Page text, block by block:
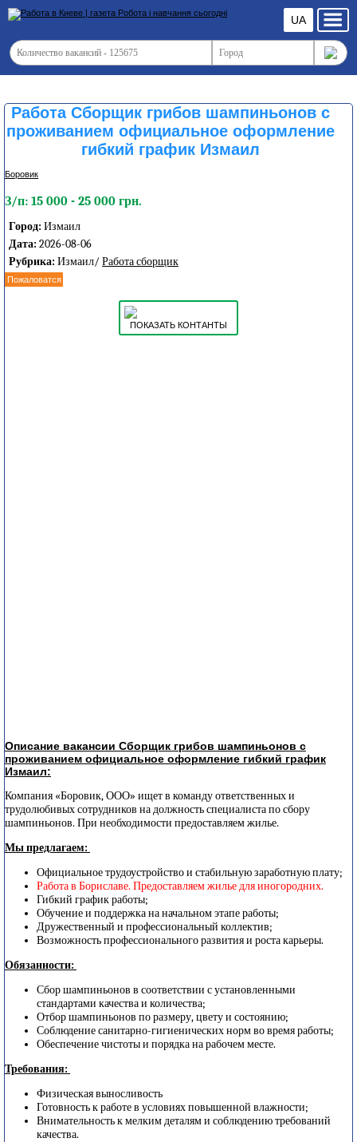
UA
Работа Сборщик грибов шампиньонов с
проживанием официальное оформление
гибкий график Измаил
Боровик
З/п: 15 000 - 25 000 грн.
Город: Измаил
Дата: 2026-08-06
Рубрика: Измаил/ Работа сборщик
Пожаловатся
ПОКАЗАТЬ КОНТАНТЫ
Описание вакансии Сборщик грибов шампиньонов с
проживанием официальное оформление гибкий график
Измаил:
Компания «Боровик, ООО» ищет в команду ответственных и
трудолюбивых сотрудников на должность специалиста по сбору
шампиньонов. При необходимости предоставляем жилье.
Мы предлагаем:
Официальное трудоустройство и стабильную заработную плату;
Работа в Бориславе. Предоставляем жилье для иногородних.
Гибкий график работы;
Обучение и поддержка на начальном этапе работы;
Дружественный и профессиональный коллектив;
Возможность профессионального развития и роста карьеры.
Обязанности:
Сбор шампиньонов в соответствии с установленными
стандартами качества и количества;
Отбор шампиньонов по размеру, цвету и состоянию;
Соблюдение санитарно-гигиенических норм во время работы;
Обеспечение чистоты и порядка на рабочем месте.
Требования:
Физическая выносливость
Готовность к работе в условиях повышенной влажности;
Внимательность к мелким деталям и соблюдению требований
качества.